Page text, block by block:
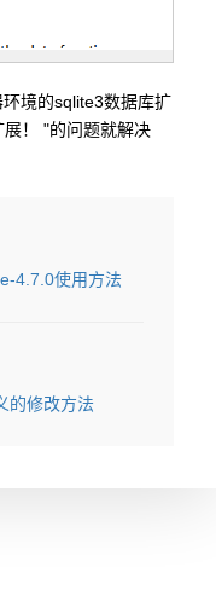
境的sqlite3数据库扩
！ "的问题就解决
4.7.0使用方法
的修改方法